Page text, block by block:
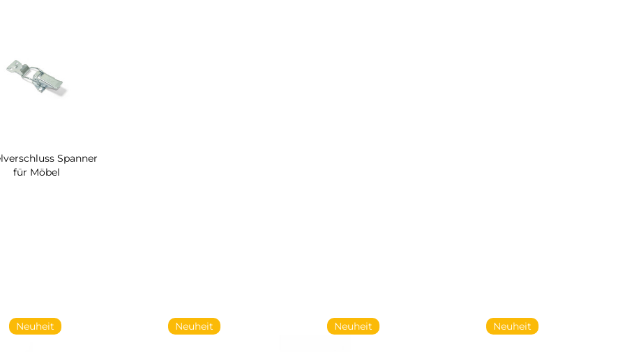
Spanner
für Möbel
Neuheit Neuheit Neuheit Neuheit